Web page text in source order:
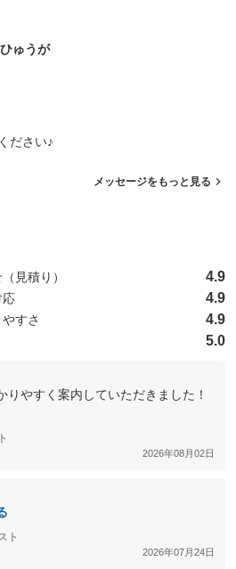
ゅうが
ださい♪
メッセージをもっと見る
点中）
見積り） 4.9
応 4.9
すさ 4.9
5.0
りやすく案内していただきました！
2026年08月02日
ト
2026年07月24日